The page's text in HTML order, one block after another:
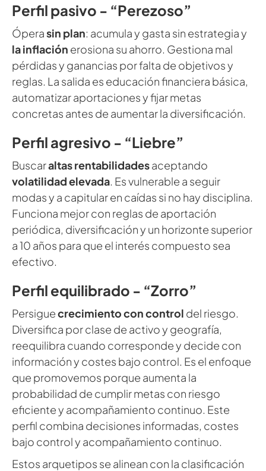
Perfil pasivo - “Perezoso”
Óperasin plan: acumula y gasta sin estrategia y
la inflación erosiona su ahorro. Gestiona mal
pérdidas y ganancias por falta de objetivos y
reglas. La salida es educación financiera básica,
automatizar aportaciones y fijar metas
concretas antes de aumentar la diversificación.
Perfil agresivo - “Liebre”
Buscaraltas rentabilidadesaceptando
volatilidad elevada . Es vulnerable a seguir
modas y a capitular en caídas si no hay disciplina.
Funciona mejor con reglas de aportación
periódica, diversificación y un horizonte superior
a 10 años para que el interés compuesto sea
efectivo.
Perfil equilibrado - “Zorro”
Persiguecrecimiento con control del riesgo.
Diversifica por clase de activo y geografía,
reequilibra cuando corresponde y decide con
información y costes bajo control. Es el enfoque
que promovemos porque aumenta la
probabilidad de cumplir metas con riesgo
eficiente y acompañamiento continuo. Este
perfil combina decisiones informadas, costes
bajo control y acompañamiento continuo.
Estos arquetipos se alinean con la clasificación